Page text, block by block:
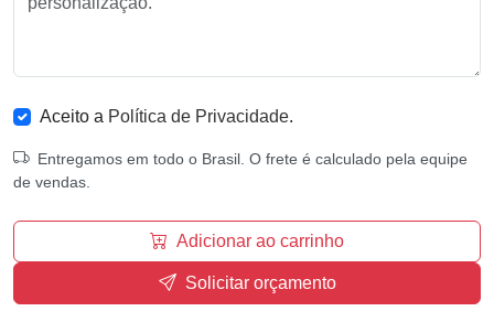
Aceito a Política de Privacidade.
Entregamos em todo o Brasil. O frete é calculado pela equipe
de vendas.
Adicionar ao carrinho
Solicitar orçamento